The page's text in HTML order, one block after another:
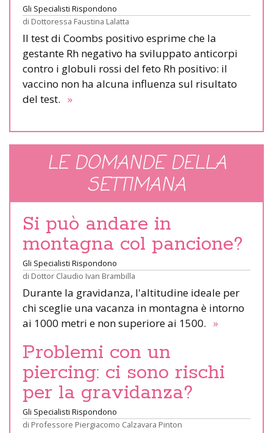
Gli Specialisti Rispondono
di Dottoressa Faustina Lalatta
Il test di Coombs positivo esprime che la
gestante Rh negativo ha sviluppato anticorpi
contro i globuli rossi del feto Rh positivo: il
vaccino non ha alcuna influenza sul risultato
del test. »
LE DOMANDE DELLA
SETTIMANA
Si può andare in
montagna col pancione?
Gli Specialisti Rispondono
di Dottor Claudio Ivan Brambilla
Durante la gravidanza, l'altitudine ideale per
chi sceglie una vacanza in montagna è intorno
ai 1000 metri e non superiore ai 1500. »
Problemi con un
piercing: ci sono rischi
per la gravidanza?
Gli Specialisti Rispondono
di Professore Piergiacomo Calzavara Pinton